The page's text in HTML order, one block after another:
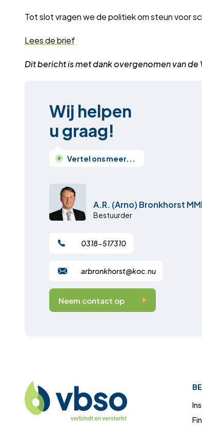
Tot slot vragen we de politiek om steun voor
Lees de brief
Dit bericht is met dank overgenomen van de
Wij helpen
u graag!
Vertel ons meer...
A.R. (Arno) Bronkhorst
Bestuurder
0318-517310
arbronkhorst@koc.nu
Neem contact op